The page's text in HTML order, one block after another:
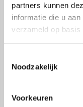
partners kunnen
informatie die u
verzameld op
Noodzakelijk
Voorkeuren
VERDEELPLAATJE PER 5